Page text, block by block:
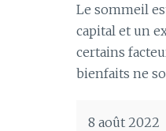
Le sommeil
capital et un
certains
bienfaits ne
8 août 2022